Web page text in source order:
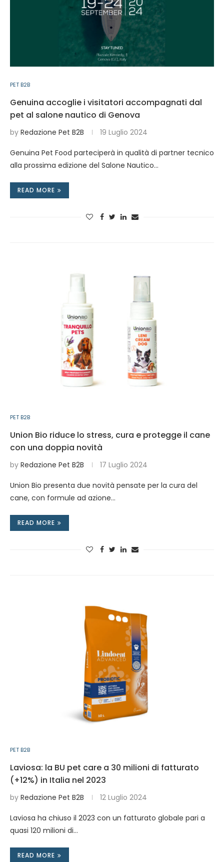
PET B2B
Genuina accoglie i visitatori accompagnati dal
pet al salone nautico di Genova
by Redazione Pet B2B 19 Luglio 2024
Genuina Pet Food parteciperà in qualità di partner tecnico
alla prossima edizione del Salone Nautico…
READ MORE
PET B2B
Union Bio riduce lo stress, cura e protegge il cane
con una doppia novità
by Redazione Pet B2B 17 Luglio 2024
Union Bio presenta due novità pensate per la cura del
cane, con formule ad azione…
READ MORE
PET B2B
Laviosa: la BU pet care a 30 milioni di fatturato
(+12%) in Italia nel 2023
by Redazione Pet B2B 12 Luglio 2024
Laviosa ha chiuso il 2023 con un fatturato globale pari a
quasi 120 milioni di…
READ MORE